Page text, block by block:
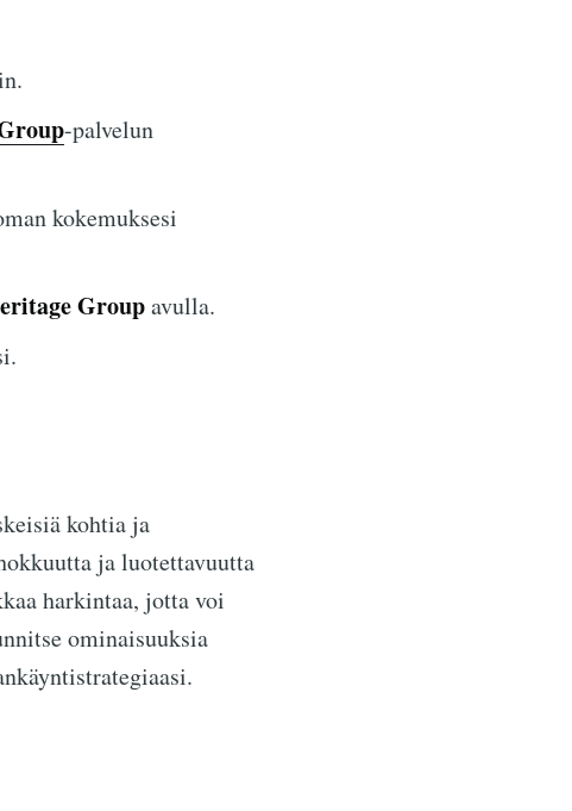
-palvelun
kokemuksesi
Groupavulla.
kohtia ja
ja luotettavuutta
harkintaa, jotta voi
ominaisuuksia